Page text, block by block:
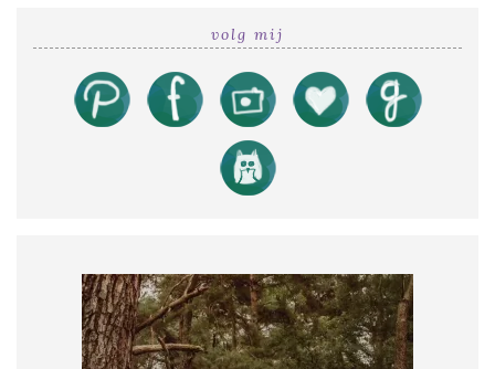
volg mij